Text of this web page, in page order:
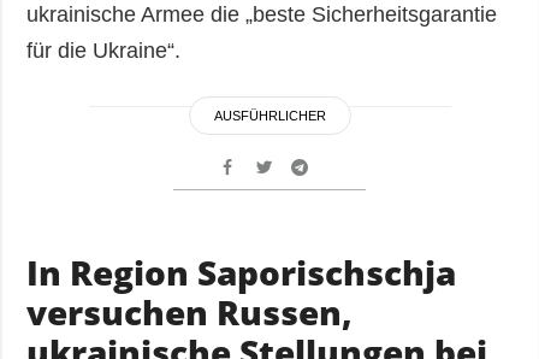
ukrainische Armee die „beste Sicherheitsgarantie
für die Ukraine“.
AUSFÜHRLICHER
In Region Saporischschja
versuchen Russen,